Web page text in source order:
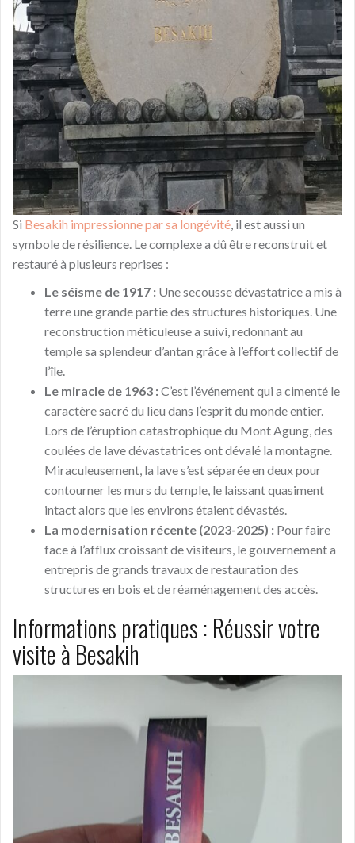
Si Besakih impressionne par sa longévité, il est aussi un
symbole de résilience. Le complexe a dû être reconstruit et
restauré à plusieurs reprises :
Le séisme de 1917 : Une secousse dévastatrice a mis à
terre une grande partie des structures historiques. Une
reconstruction méticuleuse a suivi, redonnant au
temple sa splendeur d’antan grâce à l’effort collectif de
l’île.
Le miracle de 1963 :C’est l’événement qui a cimenté le
caractère sacré du lieu dans l’esprit du monde entier.
Lors de l’éruption catastrophique du Mont Agung, des
coulées de lave dévastatrices ont dévalé la montagne.
Miraculeusement, la lave s’est séparée en deux pour
contourner les murs du temple, le laissant quasiment
intact alors que les environs étaient dévastés.
La modernisation récente (2023-2025) : Pour faire
face à l’afflux croissant de visiteurs, le gouvernement a
entrepris de grands travaux de restauration des
structures en bois et de réaménagement des accès.
Informations pratiques : Réussir votre
visite à Besakih